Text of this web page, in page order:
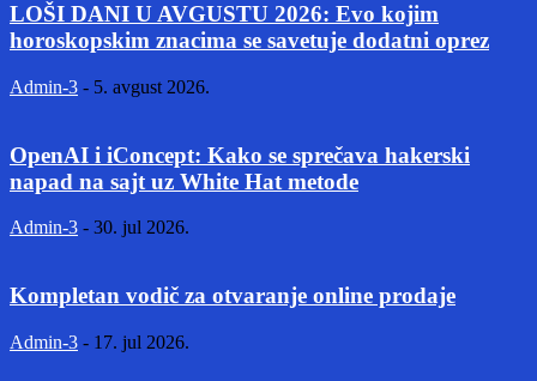
LOŠI DANI U AVGUSTU 2026: Evo kojim
horoskopskim znacima se savetuje dodatni oprez
Admin-3 - 5. avgust 2026.
OpenAI i iConcept: Kako se sprečava hakerski
napad na sajt uz White Hat metode
Admin-3 - 30. jul 2026.
Kompletan vodič za otvaranje online prodaje
Admin-3 - 17. jul 2026.